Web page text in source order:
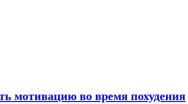
мотивацию во время похудения